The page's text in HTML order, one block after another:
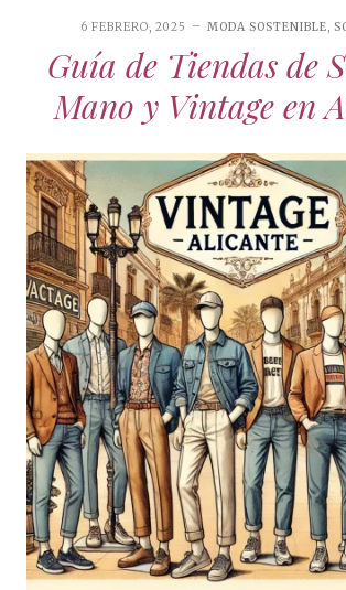
6 FEBRERO, 2025 MODA SOSTENIBLE,
Guía de Tiendas de
Mano y Vintage en